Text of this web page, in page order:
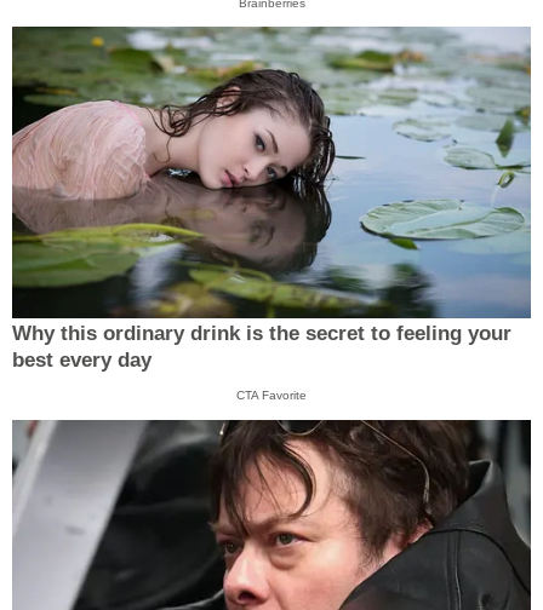
Brainberries
Why this ordinary drink is the secret to feeling your
best every day
CTA Favorite